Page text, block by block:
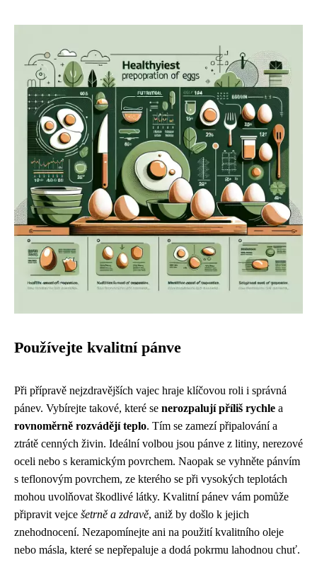
Používejte kvalitní pánve
Při přípravě nejzdravějších vajec hraje klíčovou roli i správná
pánev. Vybírejte takové, které se nerozpalují příliš rychle a
rovnoměrně rozvádějí teplo. Tím se zamezí připalování a
ztrátě cenných živin. Ideální volbou jsou pánve z litiny, nerezové
oceli nebo s keramickým povrchem. Naopak se vyhněte pánvím
s teflonovým povrchem, ze kterého se při vysokých teplotách
mohou uvolňovat škodlivé látky. Kvalitní pánev vám pomůže
připravit vejce šetrně a zdravě, aniž by došlo k jejich
znehodnocení. Nezapomínejte ani na použití kvalitního oleje
nebo másla, které se nepřepaluje a dodá pokrmu lahodnou chuť.